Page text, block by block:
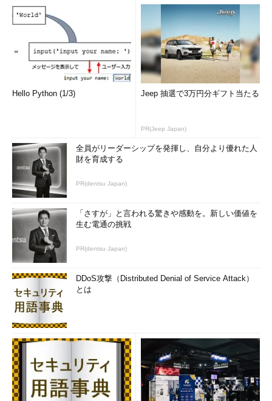
Windows 8.1以前のWindows Updateでは、検出された更新プ
ログラムをインストールするかどうかを選択することができまし
た。「重要な更新プログラム」は自動的にインストール対象とし
て選択されますが、非表示にすることで、以降のWindows
Updateではインストール対象として検出されないように構成す
ることもできました（
画面2
Windows 8.1以前はWindows Updateの標準機能と
して更新プログラムを非表示にできた（画面左）。Window
s 10のWindows Updateには更新をブロックする機能はな
く、「Show or hide updates」ツールをダウンロードして
実行する必要がある（画面右）
Windows 10のWindows Updateでは、インストール対象を選
択オプションもなく、検出された更新プログラム（ドライバを含
む）は全てインストールする以外にありません。
マイクロソフトは、更新プログラムやドライバに重大な問題が
あることが発覚した場合、Windows Updateからそれを取り下
げ、修正された別の更新にプログラムに置き換えます。しかし、
その作業に間に合わなかったPCは、問題のある更新プログラム
やドライバがインストールされてしまい、PCが正常に起動しな
い、突然ストップエラーでブルースクリーンになるなどの重大な
Hello Python (1/3) Jeep 抽選で3万円分ギフト当たる
PR(Jeep Japan)
全員がリーダーシップを発揮し、自分より優れた人
財を育成する
PR(dentsu Japan)
「さすが」と言われる驚きや感動を。新しい価値を
生む電通の挑戦
PR(dentsu Japan)
DDoS攻撃（Distributed Denial of Service Attack）
とは